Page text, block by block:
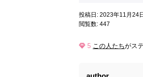
投稿日: 2023年11月24
閲覧数: 447
5 この人たちがス